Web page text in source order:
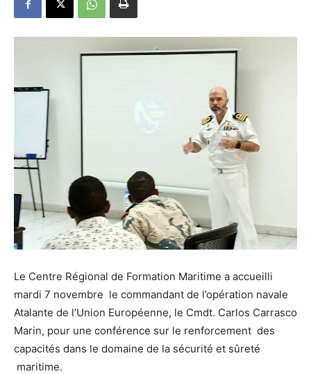
Le Centre Régional de Formation Maritime a accueilli
mardi 7 novembre le commandant de l’opération navale
Atalante de l’Union Européenne, le Cmdt. Carlos Carrasco
Marin, pour une conférence sur le renforcement des
capacités dans le domaine de la sécurité et sûreté
maritime.